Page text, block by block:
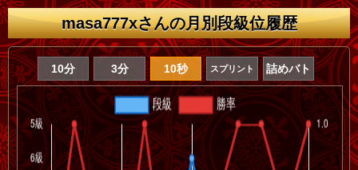
masa777xさんの月別段級位履歴
10分 3分 10秒 スプリント 詰めバト